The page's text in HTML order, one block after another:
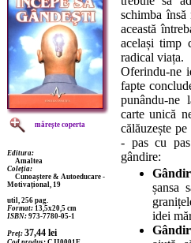
mărește coperta
Editura:
Amaltea
Coleția:
Cunoaștere & Autoeducare -
Motivațional, 19
util, 256 pag.
Format: 13,5x20,5 cm
ISBN: 973-7780-05-1
Preț: 37,44 lei
schimba
această
același timp
radical viața.
Oferindu-ne
fapte
punându-ne
carte unică
călăuzește
- pas cu
gândire:
șansa
idei